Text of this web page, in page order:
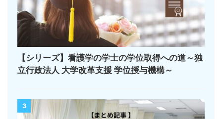
【シリーズ】看護学の学士の学位取得への道～独
立行政法人 大学改革支援 学位授与機構～
3